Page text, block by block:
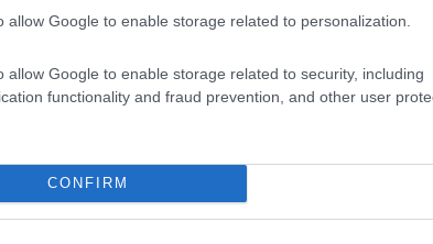
allow Google to enable storage related to personalization.
allow Google to enable storage related to security, including
functionality and fraud prevention, and other user
CONFIRM
a Hamu és Gyémánt adventi könyves
született
6